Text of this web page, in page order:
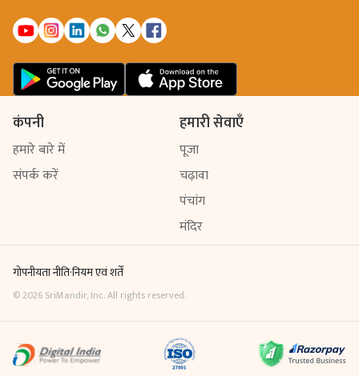
कंपनी
हमारे बारे में
संपर्क करें
हमारी सेवाएँ
पूजा
चढ़ावा
पंचांग
मंदिर
गोपनीयता नीति·नियम एवं शर्तें
©2026 SriMandir, Inc. All rights reserved.